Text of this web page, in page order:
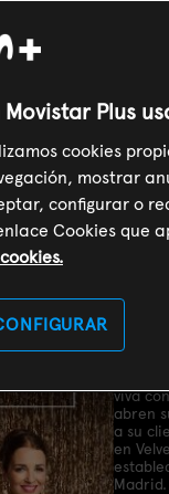
viva
abren
a su
en
Madrid.
Movistar Plus
cookies
mostrar
configurar o
Cookies que